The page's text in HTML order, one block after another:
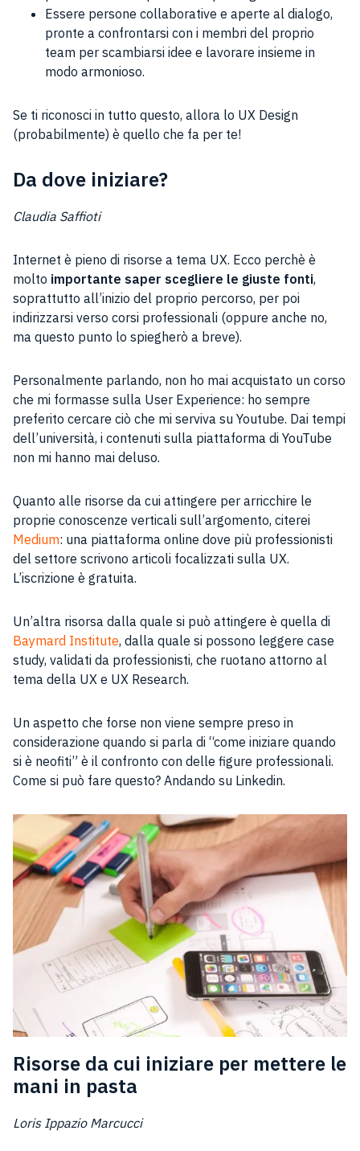
Essere persone collaborative e aperte al dialogo,
pronte a confrontarsi con i membri del proprio
team per scambiarsi idee e lavorare insieme in
modo armonioso.
Se ti riconosci in tutto questo, allora lo UX Design
(probabilmente) è quello che fa per te!
Da dove iniziare?
Claudia Saffioti
Internet è pieno di risorse a tema UX. Ecco perchè è
molto importante saper scegliere le giuste fonti,
soprattutto all’inizio del proprio percorso, per poi
indirizzarsi verso corsi professionali (oppure anche no,
ma questo punto lo spiegherò a breve).
Personalmente parlando, non ho mai acquistato un corso
che mi formasse sulla User Experience: ho sempre
preferito cercare ciò che mi serviva su Youtube. Dai tempi
dell’università, i contenuti sulla piattaforma di YouTube
non mi hanno mai deluso.
Quanto alle risorse da cui attingere per arricchire le
proprie conoscenze verticali sull’argomento, citerei
Medium: una piattaforma online dove più professionisti
del settore scrivono articoli focalizzati sulla UX.
L’iscrizione è gratuita.
Un’altra risorsa dalla quale si può attingere è quella di
Baymard Institute, dalla quale si possono leggere case
study, validati da professionisti, che ruotano attorno al
tema della UX e UX Research.
Un aspetto che forse non viene sempre preso in
considerazione quando si parla di “come iniziare quando
si è neofiti” è il confronto con delle figure professionali.
Come si può fare questo? Andando su Linkedin.
Risorse da cui iniziare per mettere le
mani in pasta
Loris Ippazio Marcucci